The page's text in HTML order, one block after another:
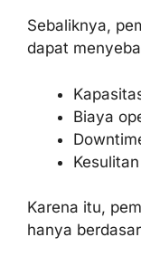
Sebaliknya,
dapat
Biaya
Karena itu,
hanya